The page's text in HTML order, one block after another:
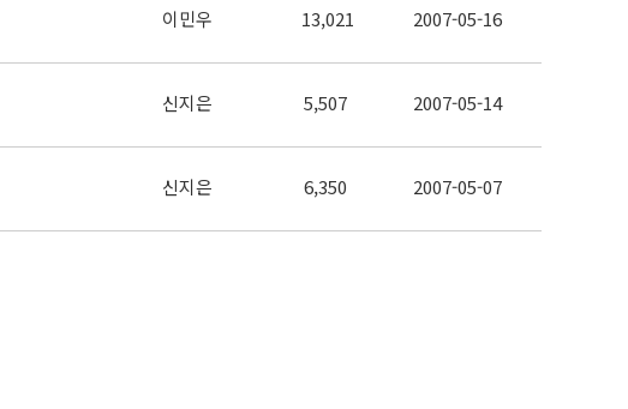
이민우 13,021 2007-05-16
신지은 5,507 2007-05-14
신지은 6,350 2007-05-07